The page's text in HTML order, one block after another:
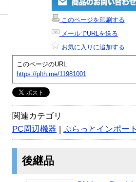
このページを印刷する
メールでURLを送る
お気に入りに追加する
このページのURL
https://plth.me/11981001
関連カテゴリ
PC周辺機器 | ぷらっとインポー
後継品